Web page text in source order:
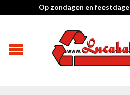
Op zondagen en